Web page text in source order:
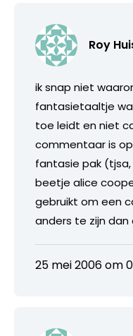
Roy
ik snap niet
fantasietaaltje
toe leidt en niet
commentaar is
fantasie pak
beetje alice
gebruikt om een
anders te zijn dan
25 mei 2006 om